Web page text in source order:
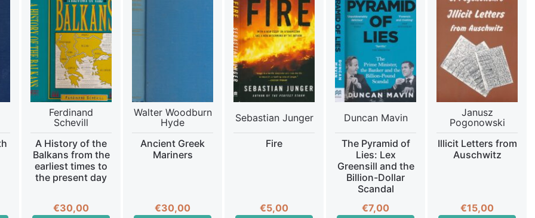
Ferdinand
Schevill
A History of the
Balkans from the
earliest times to
the present day
€30,00
Walter Woodburn
Hyde
Ancient Greek
Mariners
€30,00
Sebastian Junger
Fire
€5,00
Duncan Mavin
The Pyramid of
Lies: Lex
Greensill and the
Billion-Dollar
Scandal
€7,00
Janusz
Pogonowski
Illicit Letters from
Auschwitz
€15,00